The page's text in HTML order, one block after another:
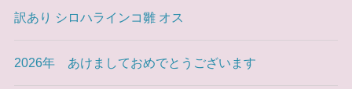
訳あり シロハラインコ雛 オス
2026年 あけましておめでとうございます